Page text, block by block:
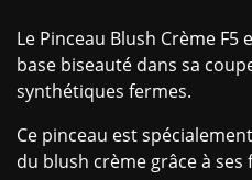
Le Pinceau Blush Crème
base biseauté dans sa
synthétiques fermes.
Ce pinceau est
du blush crème grâce à ses